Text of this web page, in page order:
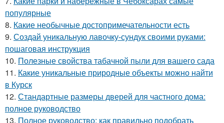
популярные
8. Какие необычные достопримечательности есть
9. Создай уникальную лавочку-сундук своими руками:
пошаговая инструкция
10. Полезные свойства табачной пыли для вашего сада
11. Какие уникальные природные объекты можно найти
в Курск
12. Стандартные размеры дверей для частного дома:
полное руководство
13. Полное руководство: как правильно подобрать